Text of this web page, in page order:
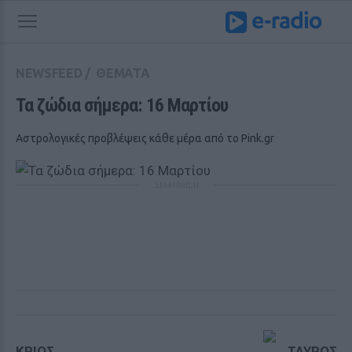
Τα ζώδια σήμερα: 16 Μαρτίου
Αστρολογικές προβλέψεις κάθε μέρα από το Pink.gr